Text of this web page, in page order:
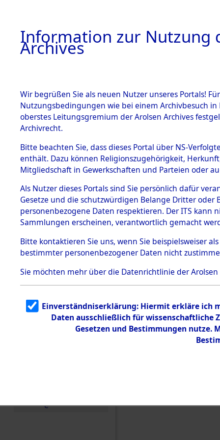
BESTÄNDE
1.
mente
5. Verschiedenes
5.3
Todesmärsche
5.3.1 Alliierte
Erhebungen
zu
Todesmärsch
en
5.3.2
g
5.3.3
Todesmärsch
e
Herne→
Information zur Nutzung
Archives
Wir begrüßen Sie als neuen Nutzer unseres Portals!
Nutzungsbedingungen wie bei einem Archivbesuch
oberstes Leitungsgremium der Arolsen Archives
Archivrecht.
Bitte beachten Sie, dass dieses Portal über NS-
enthält. Dazu können Religionszugehörigkeit,
Mitgliedschaft in Gewerkschaften und Parteien oder
Als Nutzer dieses Portals sind Sie persönlich dafür
Gesetze und die schutzwürdigen Belange Dritter
personenbezogene Daten respektieren. Der ITS
Sammlungen erscheinen, verantwortlich gemacht
Bitte kontaktieren Sie uns, wenn Sie beispielsweiser
bestimmter personenbezogener Daten nicht
Sie möchten mehr über die Datenrichtlinie der Arolsen
Einverständniserklärung: Hiermit erkläre ich
Daten ausschließlich für wissenschaftliche
Gesetzen und Bestimmungen nutze.